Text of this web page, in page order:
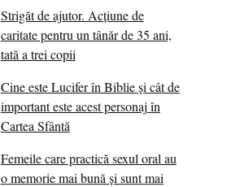
Strigăt de ajutor. Acțiune de
caritate pentru un tânăr de 35 ani,
tată a trei copii
Cine este Lucifer în Biblie și cât de
important este acest personaj în
Cartea Sfântă
Femeile care practică sexul oral au
o memorie mai bună și sunt mai